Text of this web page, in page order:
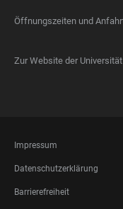
Öffnungszeiten und
Zur Website der
FOOTER
LEGAL
Impressum
Datenschutzerklärung
Barrierefreiheit